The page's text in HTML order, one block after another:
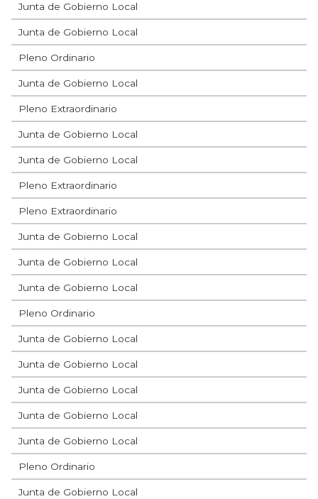
Junta de Gobierno Local
Junta de Gobierno Local
Pleno Ordinario
Junta de Gobierno Local
Pleno Extraordinario
Junta de Gobierno Local
Junta de Gobierno Local
Pleno Extraordinario
Pleno Extraordinario
Junta de Gobierno Local
Junta de Gobierno Local
Junta de Gobierno Local
Pleno Ordinario
Junta de Gobierno Local
Junta de Gobierno Local
Junta de Gobierno Local
Junta de Gobierno Local
Junta de Gobierno Local
Pleno Ordinario
Junta de Gobierno Local